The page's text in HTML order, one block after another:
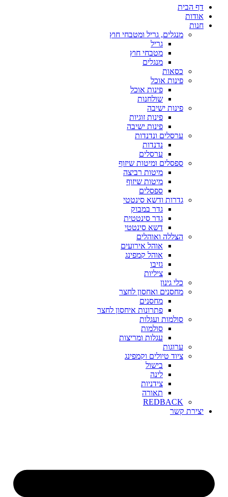
דף הבית
אודות
חנות
מנגלים, גריל ומטבחי חוץ
גריל
מטבחי חוץ
מנגלים
כסאות
פינות אוכל
פינות אוכל
שולחנות
פינות ישיבה
פינות זוגיות
פינות ישיבה
ערסלים ונדנדות
נדנדות
ערסלים
ספסלים ומיטות שיזוף
מיטות רביצה
מיטות שיזוף
ספסלים
גדרות ודשא סינטטי
גדר במבוק
גדר סינטטית
דשא סינטטי
הצללה ואוהלים
אוהל אירועים
אוהל קמפינג
גזיבו
ציליות
כלי גינון
מחסנים ואחסון לחצר
מחסנים
פתרונות איחסון לחצר
סולמות ועגלות
סולמות
עגלות ומריצות
ערוגות
ציוד טיולים וקמפינג
בישול
לינה
צידניות
תאורה
REDBACK
יצירת קשר